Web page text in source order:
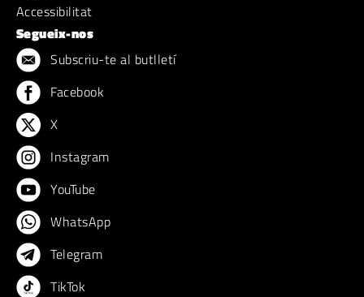
Accessibilitat
Segueix-nos
Subscriu-te al butlletí
Facebook
X
Instagram
YouTube
WhatsApp
Telegram
TikTok